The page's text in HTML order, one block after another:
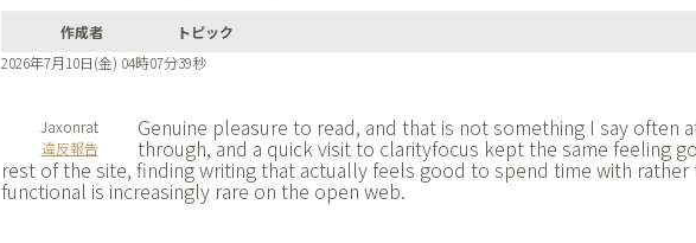
作成者
トピック
2026年7月10日(金) 04時07分39秒
Jaxonrat
違反報告
Genuine pleasure to read, and that is not something I say often
through, and a quick visit to clarityfocus kept the same feeling
rest of the site, finding writing that actually feels good to spend time with rather
functional is increasingly rare on the open web.